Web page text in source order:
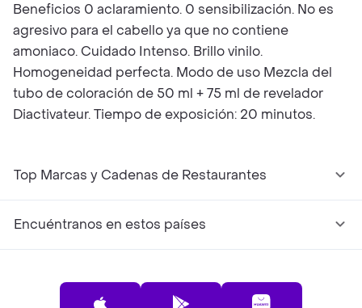
Beneficios 0 aclaramiento. 0 sensibilización. No es
agresivo para el cabello ya que no contiene
amoniaco. Cuidado Intenso. Brillo vinilo.
Homogeneidad perfecta. Modo de uso Mezcla del
tubo de coloración de 50 ml + 75 ml de revelador
Diactivateur. Tiempo de exposición: 20 minutos.
Top Marcas y Cadenas de Restaurantes
Encuéntranos en estos países